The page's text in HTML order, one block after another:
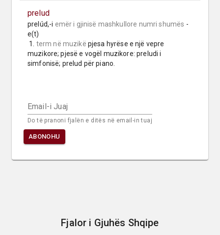
prelud
prelúd,-i emër i gjinisë mashkullore numri shumës -
e(t)
1. term në muzikë pjesa hyrëse e një vepre
muzikore; pjesë e vogël muzikore: preludi i
simfonisë; prelud për piano.
Email-i Juaj
Do të pranoni fjalën e ditës në email-in tuaj
ABONOHU
Fjalor i Gjuhës Shqipe